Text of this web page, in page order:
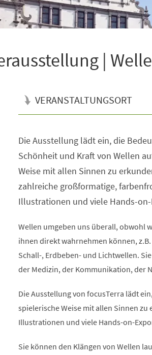
|
VERANSTALTUNGSORT
Die Ausstellung lädt ein, die
Schönheit und Kraft von Wellen
Weise mit allen Sinnen zu
zahlreiche großformatige,
Illustrationen und viele Hands-on-
Wellen umgeben uns überall, obwohl
ihnen direkt wahrnehmen können, z.B.
Schall-, Erdbeben- und Lichtwellen.
der Medizin, der Kommunikation, der
Die Ausstellung von focusTerra lädt
spielerische Weise mit allen Sinnen
Illustrationen und viele Hands-on-
Sie können den Klängen von Wellen